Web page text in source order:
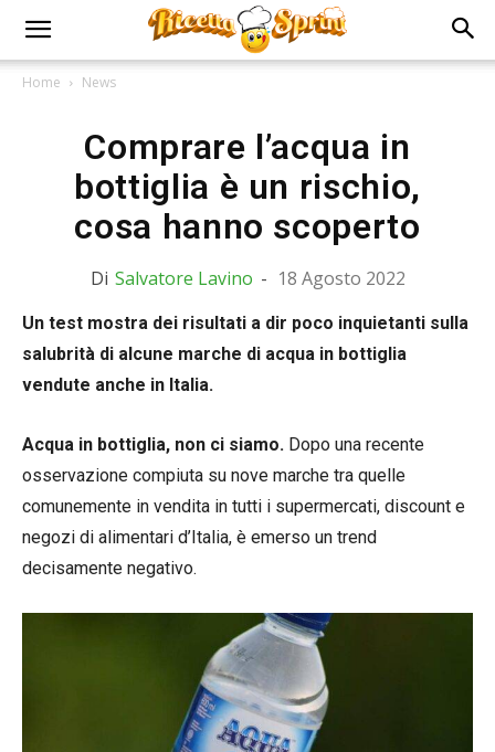
Home News
Comprare l’acqua in
bottiglia è un rischio,
cosa hanno scoperto
Di Salvatore Lavino - 18 Agosto 2022
Un test mostra dei risultati a dir poco inquietanti sulla
salubrità di alcune marche di acqua in bottiglia
vendute anche in Italia.
Acqua in bottiglia, non ci siamo. Dopo una recente
osservazione compiuta su nove marche tra quelle
comunemente in vendita in tutti i supermercati, discount e
negozi di alimentari d’Italia, è emerso un trend
decisamente negativo.